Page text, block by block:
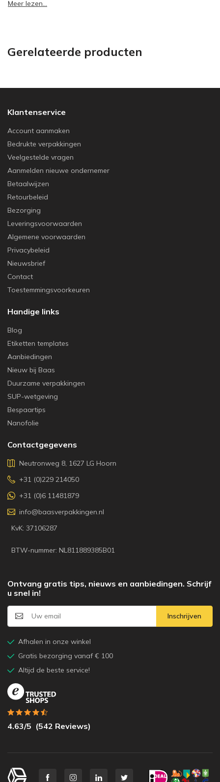
Meer lezen...
Gerelateerde producten
Klantenservice
Account aanmaken
Bedrukte verpakkingen
Veelgestelde vragen
Aanmelden nieuwe ondernemer
Betaalwijzen
Retourbeleid
Bezorging
Leveringsvoorwaarden
Algemene voorwaarden
Privacybeleid
Nieuwsbrief
Contact
Toestemmingsvoorkeuren
Handige links
Blog
Etiketten templates
Aanbiedingen
Nieuw bij Baas
Duurzame verpakkingen
SUP-wetgeving
Bespaartips
Nanofolie
Contactgegevens
Neutronweg 8, 1627 LG Hoorn
+31 (0)229 214050
+31 (0)6 11481879
info@baasverpakkingen.nl
KvK: 37106287
BTW-nummer: NL811889385B01
Ontvang gratis tips, nieuws en aanbiedingen. Schrijf
u snel in!
Inschrijven
Afhalen in onze winkel
Gratis bezorging vanaf € 100
Altijd de beste service!
4.63/5 (542 Reviews)